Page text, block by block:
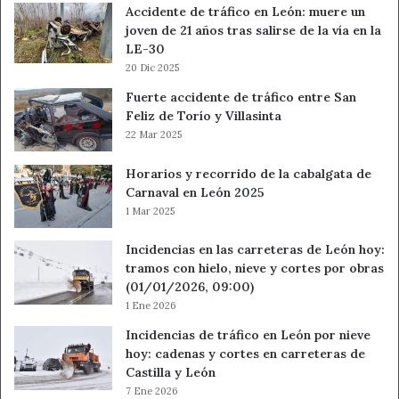
Fuente Ahora León
Ahora León
Feria del Libro de León
Figuraciones de lo Insólito
Las puertas de lo posible
monstruos políticos Noticias de León
Accidente de tráfico en León: muere un
joven de 21 años tras salirse de la vía en la
LE-30
20 Dic 2025
Fuerte accidente de tráfico entre San
Feliz de Torío y Villasinta
22 Mar 2025
Horarios y recorrido de la cabalgata de
Carnaval en León 2025
1 Mar 2025
Incidencias en las carreteras de León hoy:
tramos con hielo, nieve y cortes por obras
(01/01/2026, 09:00)
1 Ene 2026
Incidencias de tráfico en León por nieve
hoy: cadenas y cortes en carreteras de
Castilla y León
7 Ene 2026